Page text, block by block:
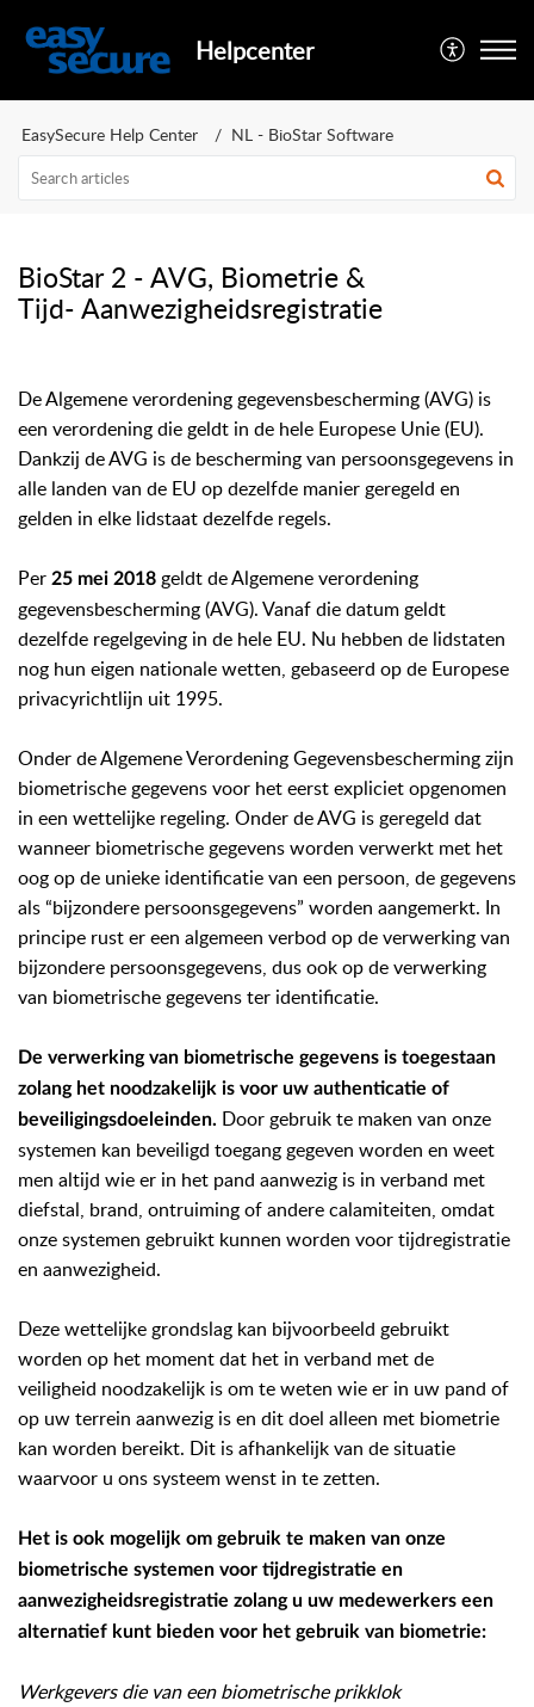
Helpcenter
EasySecure Help Center NL - BioStar Software
BioStar 2 - AVG, Biometrie &
Tijd- Aanwezigheidsregistratie
De Algemene verordening gegevensbescherming (AVG) is
een verordening die geldt in de hele Europese Unie (EU).
Dankzij de AVG is de bescherming van persoonsgegevens in
alle landen van de EU op dezelfde manier geregeld en
gelden in elke lidstaat dezelfde regels.
Per 25 mei 2018 geldt de Algemene verordening
gegevensbescherming (AVG). Vanaf die datum geldt
dezelfde regelgeving in de hele EU. Nu hebben de lidstaten
nog hun eigen nationale wetten, gebaseerd op de Europese
privacyrichtlijn uit 1995.
Onder de Algemene Verordening Gegevensbescherming zijn
biometrische gegevens voor het eerst expliciet opgenomen
in een wettelijke regeling. Onder de AVG is geregeld dat
wanneer biometrische gegevens worden verwerkt met het
oog op de unieke identificatie van een persoon, de gegevens
als “bijzondere persoonsgegevens” worden aangemerkt. In
principe rust er een algemeen verbod op de verwerking van
bijzondere persoonsgegevens, dus ook op de verwerking
van biometrische gegevens ter identificatie.
De verwerking van biometrische gegevens is toegestaan
zolang het noodzakelijk is voor uw authenticatie of
beveiligingsdoeleinden. Door gebruik te maken van onze
systemen kan beveiligd toegang gegeven worden en weet
men altijd wie er in het pand aanwezig is in verband met
diefstal, brand, ontruiming of andere calamiteiten, omdat
onze systemen gebruikt kunnen worden voor tijdregistratie
en aanwezigheid.
Deze wettelijke grondslag kan bijvoorbeeld gebruikt
worden op het moment dat het in verband met de
veiligheid noodzakelijk is om te weten wie er in uw pand of
op uw terrein aanwezig is en dit doel alleen met biometrie
kan worden bereikt. Dit is afhankelijk van de situatie
waarvoor u ons systeem wenst in te zetten.
Het is ook mogelijk om gebruik te maken van onze
biometrische systemen voor tijdregistratie en
aanwezigheidsregistratie zolang u uw medewerkers een
alternatief kunt bieden voor het gebruik van biometrie:
Werkgevers die van een biometrische prikklok